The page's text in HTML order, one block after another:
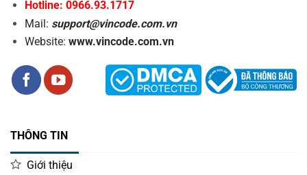
Hotline: 0966.93.1717
Mail: support@vincode.com.vn
Website: www.vincode.com.vn
THÔNG TIN
Giới thiệu